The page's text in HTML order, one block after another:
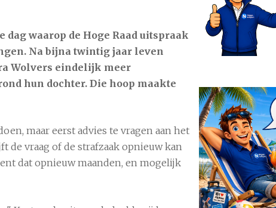
dag waarop de Hoge Raad uitspraak
Na bijna twintig jaar leven
Wolvers eindelijk meer
hun dochter. Die hoop maakte
maar eerst advies te vragen aan het
de vraag of de strafzaak opnieuw kan
dat opnieuw maanden, en mogelijk